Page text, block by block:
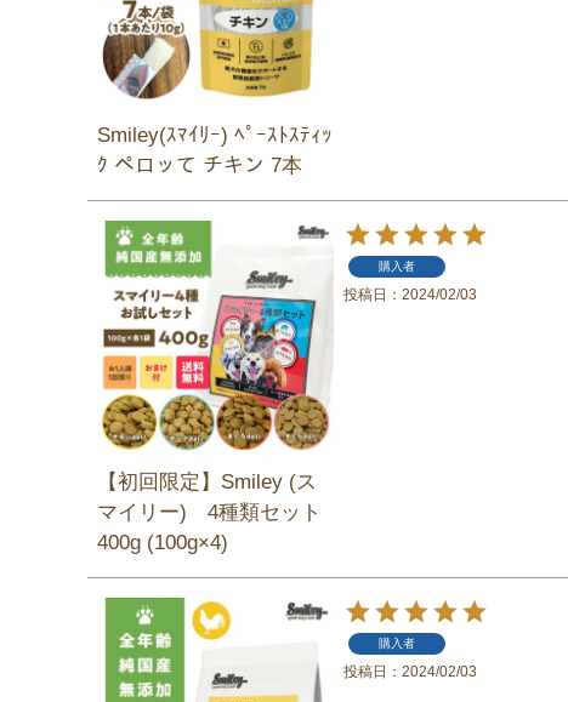
Smiley(ｽﾏｲﾘｰ) ﾍﾟｰｽﾄｽﾃｨｯ
ｸ ペロッて チキン 7本
【初回限定】Smiley (ス
マイリー) 4種類セット
400g (100g×4)
購入者
投稿日 2024/02/03
購入者
投稿日 2024/02/03